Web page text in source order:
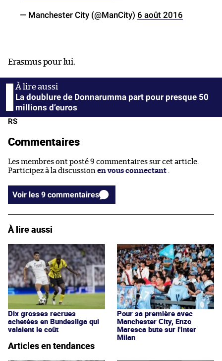
— Manchester City (@ManCity) 6 août 2016
Erasmus pour lui.
La doublure de Donnarumma part pour presque 50
millions d’euros
RS
Commentaires
Les membres ont posté 9 commentaires sur cet article.
Participez à la discussion en vous connectant
Voir les 9 commentaires
À lire aussi
Dix grosses recrues
achetées en Bundesliga qui
valaient le coût
Pour sa première avec
Manchester City, Enzo
Maresca bute sur l'Inter
Milan
Articles en tendances